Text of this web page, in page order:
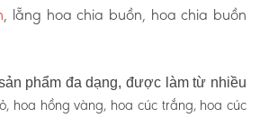
, lẵng hoa chia buồn, hoa chia buồn
phẩm đa dạng, được làm từ nhiều
hoa hồng vàng, hoa cúc trắng, hoa cúc